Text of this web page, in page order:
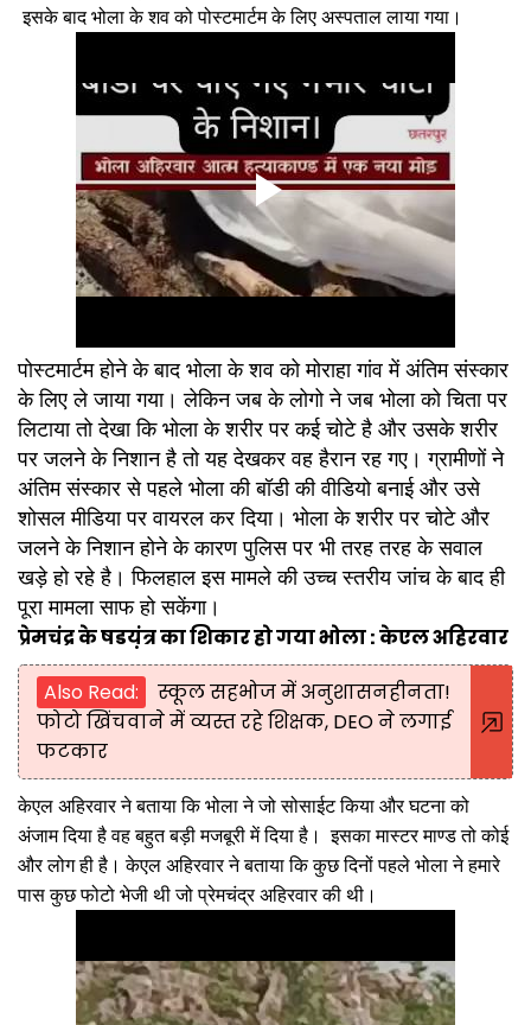
इसके बाद भोला के शव को पोस्टमार्टम के लिए अस्पताल लाया गया।
पोस्टमार्टम होने के बाद भोला के शव को मोराहा गांव में अंतिम संस्कार
के लिए ले जाया गया। लेकिन जब के लोगो ने जब भोला को चिता पर
लिटाया तो देखा कि भोला के शरीर पर कई चोटे है और उसके शरीर
पर जलने के निशान है तो यह देखकर वह हैरान रह गए। ग्रामीणों ने
अंतिम संस्कार से पहले भोला की बॉडी की वीडियो बनाई और उसे
शोसल मीडिया पर वायरल कर दिया। भोला के शरीर पर चोटे और
जलने के निशान होने के कारण पुलिस पर भी तरह तरह के सवाल
खड़े हो रहे है। फिलहाल इस मामले की उच्च स्तरीय जांच के बाद ही
पूरा मामला साफ हो सकेंगा।
प्रेमचंद्र के षडय़ंत्र का शिकार हो गया भोला : केएल अहिरवार
Also Read:
स्कूल सहभोज में अनुशासनहीनता!
फोटो खिंचवाने में व्यस्त रहे शिक्षक, DEO ने लगाई
फटकार
केएल अहिरवार ने बताया कि भोला ने जो सोसाईट किया और घटना को
अंजाम दिया है वह बहुत बड़ी मजबूरी में दिया है। इसका मास्टर माण्ड तो कोई
और लोग ही है। केएल अहिरवार ने बताया कि कुछ दिनों पहले भोला ने हमारे
पास कुछ फोटो भेजी थी जो प्रेमचंद्र अहिरवार की थी।